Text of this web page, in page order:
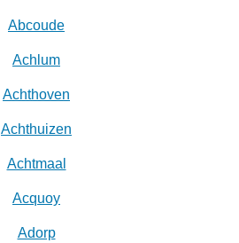
Abcoude
Achlum
Achthoven
Achthuizen
Achtmaal
Acquoy
Adorp